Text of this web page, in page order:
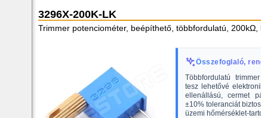
3296X-200K-LK
Trimmer potenciométer, beépíthető, többfordulatú, 200kΩ,
Összefoglaló,
Többfordulatú
tesz lehetővé
ellenállású, cermet
±10% toleranciát
üzemi hőmérséklet-